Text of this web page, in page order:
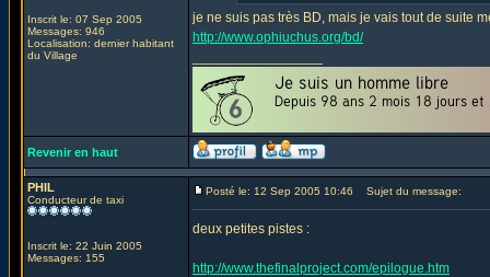
Inscrit le: 07 Sep 2005
Messages: 946
Localisation: dernier habitant
du Village
je ne suis pas très BD, mais je vais tout de suite
http://www.ophiuchus.org/bd/
Revenir en haut
PHIL
Conducteur de taxi
Inscrit le: 22 Juin 2005
Messages: 155
Posté le: 12 Sep 2005 10:46 Sujet du message:
deux petites pistes :
http://www.thefinalproject.com/epilogue.htm